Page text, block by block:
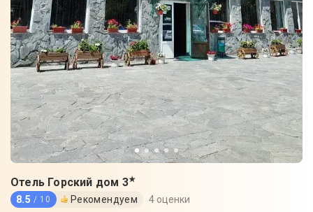
Отель Горский дом 3★
8.5 / 10 Рекомендуем 4 оценки